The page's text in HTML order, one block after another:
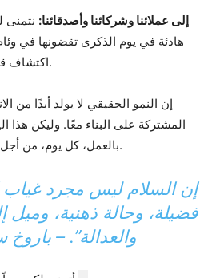
إلى عملائنا وشركائنا وأصدقائنا: نتمنى
هادئة في يوم الذكرى تقضونها في
اكتشاف قوة المجتمع والتضامن.
إن النمو الحقيقي لا يولد أبدًا من
المشتركة على البناء معًا. وليكن هذا
بالعمل، كل يوم، من أجل مستقبل خال من الصراع.
فضيلة، وحالة ذهنية، وميل
والعدالة”. – باروخ